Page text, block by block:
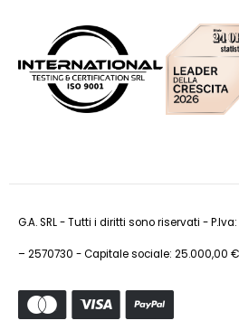
G.A. SRL - Tutti i diritti sono riservati -
– 2570730 - Capitale sociale: 25.000,00